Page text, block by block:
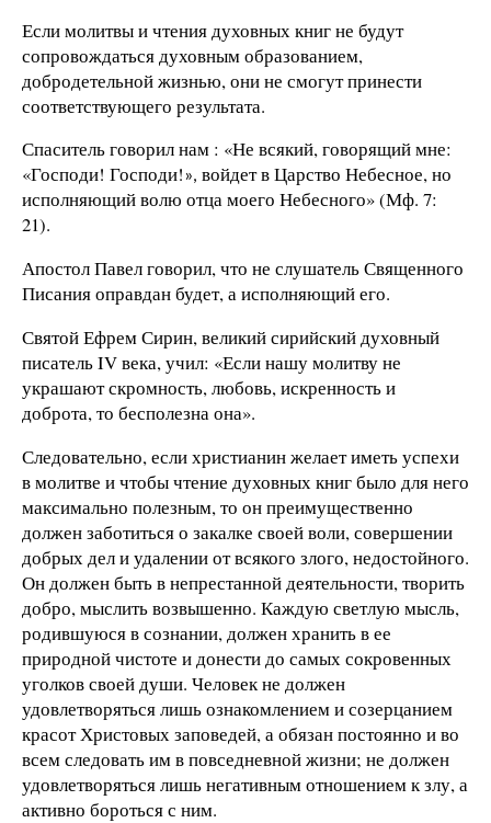
Если молитвы и чтения духовных книг не будут
сопровождаться духовным образованием,
добродетельной жизнью, они не смогут принести
соответствующего результата.
Спаситель говорил нам : «Не всякий, говорящий мне:
«Господи! Господи!», войдет в Царство Небесное, но
исполняющий волю отца моего Небесного» (Мф. 7:
21).
Апостол Павел говорил, что не слушатель Священного
Писания оправдан будет, а исполняющий его.
Святой Ефрем Сирин, великий сирийский духовный
писатель IV века, учил: «Если нашу молитву не
украшают скромность, любовь, искренность и
доброта, то бесполезна она».
Следовательно, если христианин желает иметь успехи
в молитве и чтобы чтение духовных книг было для него
максимально полезным, то он преимущественно
должен заботиться о закалке своей воли, совершении
добрых дел и удалении от всякого злого, недостойного.
Он должен быть в непрестанной деятельности, творить
добро, мыслить возвышенно. Каждую светлую мысль,
родившуюся в сознании, должен хранить в ее
природной чистоте и донести до самых сокровенных
уголков своей души. Человек не должен
удовлетворяться лишь ознакомлением и созерцанием
красот Христовых заповедей, а обязан постоянно и во
всем следовать им в повседневной жизни; не должен
удовлетворяться лишь негативным отношением к злу, а
активно бороться с ним.